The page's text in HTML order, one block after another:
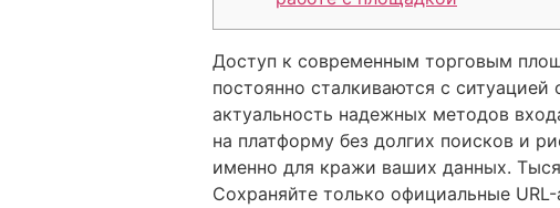
Доступ к современным торговым
постоянно сталкиваются с
актуальность надежных методов
на платформу без долгих поисков и
именно для кражи ваших данных.
Сохраняйте только официальные